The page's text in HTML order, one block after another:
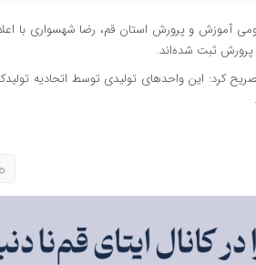
ثبت شده‌اند.
کرد: این واحدهای تولیدی توسط اتحادیه